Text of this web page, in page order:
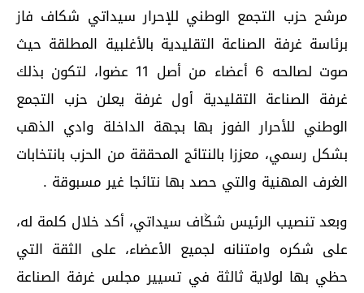
مرشح حزب التجمع الوطني للإحرار سيداتي شكاف فاز
برئاسة غرفة الصناعة التقليدية بالأغلبية المطلقة حيث
صوت لصالحه 6 أعضاء من أصل 11 عضوا، لتكون بذلك
غرفة الصناعة التقليدية أول غرفة يعلن حزب التجمع
الوطني للأحرار الفوز بها بجهة الداخلة وادي الذهب
بشكل رسمي، معززا بالنتائج المحققة من الحزب بانتخابات
الغرف المهنية والتي حصد بها نتائجا غير مسبوقة .
وبعد تنصيب الرئيس شݣاف سيداتي، أكد خلال كلمة له،
على شكره وامتنانه لجميع الأعضاء، على الثقة التي
حظي بها لولاية ثالثة في تسيير مجلس غرفة الصناعة